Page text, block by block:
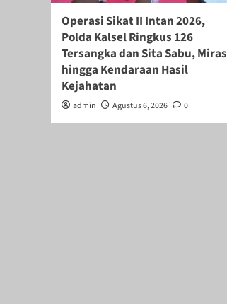
Operasi Sikat II Intan 2026,
Polda Kalsel Ringkus 126
Tersangka dan Sita Sabu, Miras
hingga Kendaraan Hasil
Kejahatan
admin Agustus 6, 2026 0